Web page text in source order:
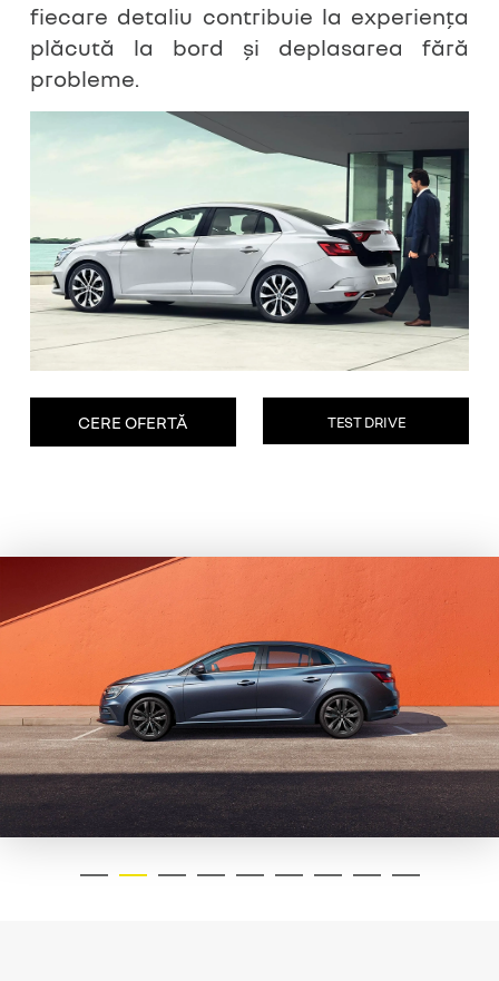
fiecare detaliu contribuie la experiența
plăcută la bord și deplasarea fără
probleme.
CERE OFERTĂ TEST DRIVE